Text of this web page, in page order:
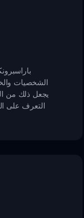
الشخصيات
يجعل ذلك من
التعرف على